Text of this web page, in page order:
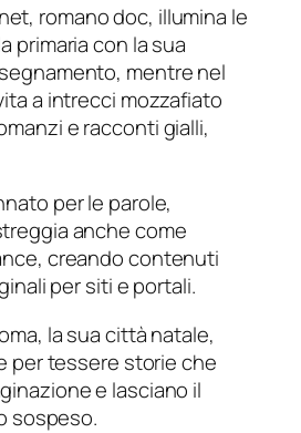
romano doc, illumina le
primaria con la sua
mentre nel
a intrecci mozzafiato
e racconti gialli,
per le parole,
anche come
creando contenuti
per siti e portali.
la sua città natale,
per tessere storie che
e lasciano il
sospeso.